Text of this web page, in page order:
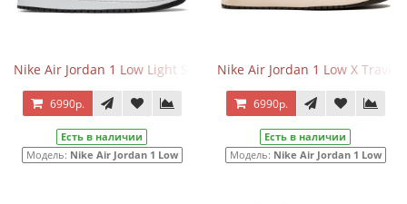
Nike Air Jordan 1 Low Light Smoke Grey
6990р.
Есть в наличии
Модель: Nike Air Jordan 1 Low
Nike Air Jordan 1 Low X Travis
6990р.
Есть в наличии
Модель: Nike Air Jordan 1 Low